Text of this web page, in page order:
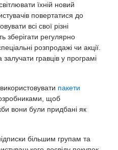
їхній новий
повертатися до
всі свої різні
зберігати регулярно
розпродажі чи акції.
гравців у програмі
пакети
щоб
вони були придбані як
більшим групам та